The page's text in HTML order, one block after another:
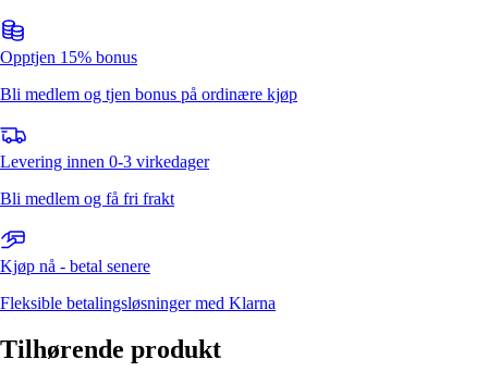
Opptjen 15% bonus
Bli medlem og tjen bonus på ordinære kjøp
Levering innen 0-3 virkedager
Bli medlem og få fri frakt
Kjøp nå - betal senere
Fleksible betalingsløsninger med Klarna
Tilhørende produkt